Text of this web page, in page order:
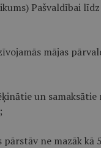
Pašvaldībai
mājas
un
ne mazāk